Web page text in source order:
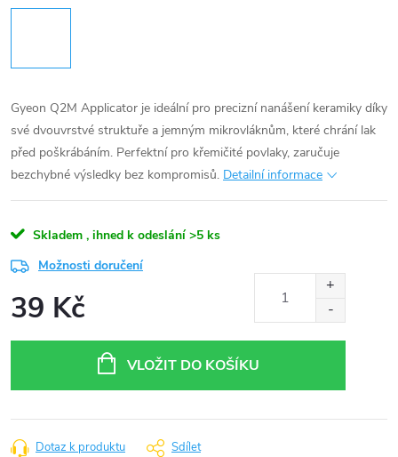
Gyeon Q2M Applicator je ideální pro precizní nanášení keramiky díky
své dvouvrstvé struktuře a jemným mikrovláknům, které chrání lak
před poškrábáním. Perfektní pro křemičité povlaky, zaručuje
bezchybné výsledky bez kompromisů. Detailní informace
Skladem , ihned k odeslání >5 ks
Možnosti doručení
39 Kč
VLOŽIT DO KOŠÍKU
Dotaz k produktu Sdílet